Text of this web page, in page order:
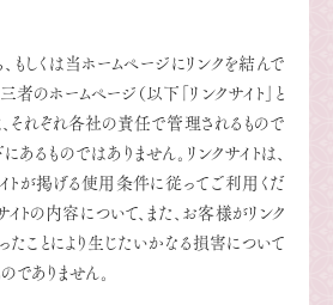
もしくは当ホームページにリンクを結んで
のホームページ（以下「リンクサイト」と
それぞれ各社の責任で管理されるもので
あるものではありません。リンクサイトは、
トが掲げる使用条件に従ってご利用くだ
イトの内容について、また、お客様がリンク
たことにより生じたいかなる損害について
でありません。